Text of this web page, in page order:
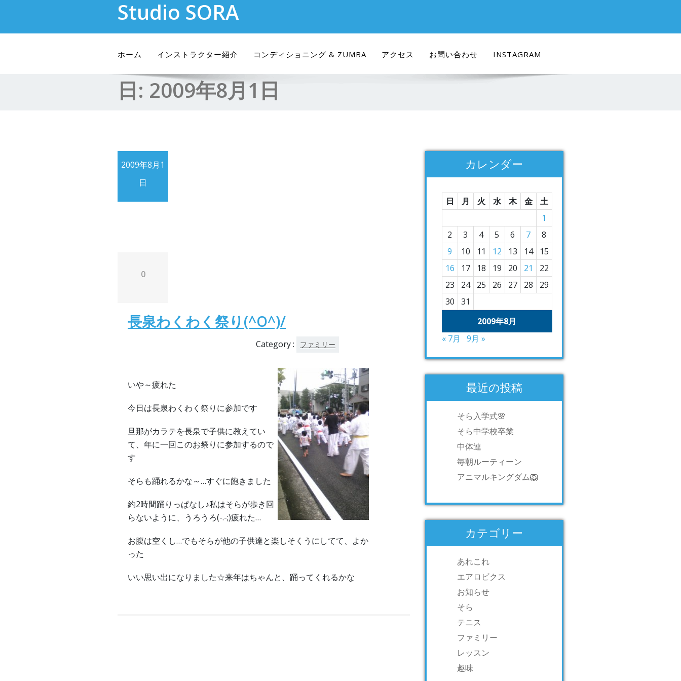
Studio SORA
ホーム インストラクター紹介 コンディショニング & ZUMBA アクセス お問い合わせ INSTAGRAM
日: 2009年8月1日
2009年8月1
日
0
長泉わくわく祭り(^O^)/
Category : ファミリー
いや～疲れた
今日は長泉わくわく祭りに参加です
旦那がカラテを長泉で子供に教えてい
て、年に一回このお祭りに参加するので
す
そらも踊れるかな～…すぐに飽きました
約2時間踊りっぱなし♪私はそらが歩き回
らないように、うろうろ(-.-;)疲れた…
お腹は空くし…でもそらが他の子供達と楽しそくうにしてて、よか
った
いい思い出になりました☆来年はちゃんと、踊ってくれるかな
カレンダー
2009年8月
日 月 火 水 木 金
土
1
2
3 4 5 6 7
8
9
10 11 12 13 14
15
16
17 18 19 20 21
22
23
24 25 26 27 28
29
30
31
« 7月 9月 »
最近の投稿
そら入学式🌸
そら中学校卒業
中体連
毎朝ルーティーン
アニマルキングダム🦁
カテゴリー
あれこれ
エアロビクス
お知らせ
そら
テニス
ファミリー
レッスン
趣味